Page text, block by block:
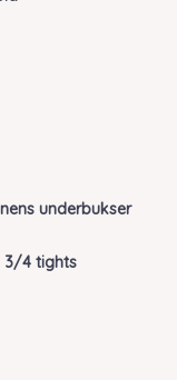
underbukser
3/4 tights